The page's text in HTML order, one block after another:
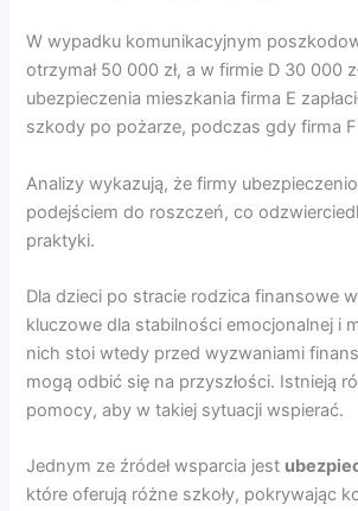
W wypadku komunikacyjnym
otrzymał 50 000 zł, a w firmie D 30 000
ubezpieczenia mieszkania firma E
szkody po pożarze, podczas gdy firma F
Analizy wykazują, że firmy
podejściem do roszczeń, co
praktyki.
Dla dzieci po stracie rodzica finansowe
kluczowe dla stabilności emocjonalnej i
nich stoi wtedy przed wyzwaniami
mogą odbić się na przyszłości. Istnieją
pomocy, aby w takiej sytuacji wspierać.
Jednym ze źródeł wsparcia jest
które oferują różne szkoły, pokrywając